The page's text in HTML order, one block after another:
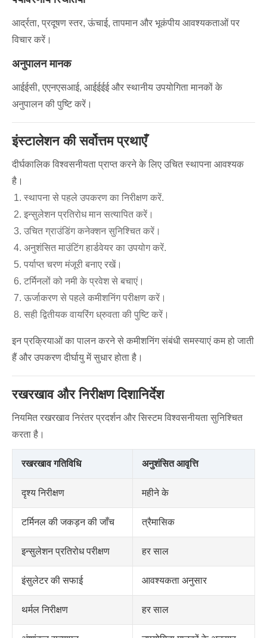
आर्द्रता, प्रदूषण स्तर, ऊंचाई, तापमान और भूकंपीय आवश्यकताओं पर
विचार करें।
अनुपालन मानक
आईईसी, एएनएसआई, आईईईई और स्थानीय उपयोगिता मानकों के
अनुपालन की पुष्टि करें।
इंस्टालेशन की सर्वोत्तम प्रथाएँ
दीर्घकालिक विश्वसनीयता प्राप्त करने के लिए उचित स्थापना आवश्यक
है।
स्थापना से पहले उपकरण का निरीक्षण करें.
इन्सुलेशन प्रतिरोध मान सत्यापित करें।
उचित ग्राउंडिंग कनेक्शन सुनिश्चित करें।
अनुशंसित माउंटिंग हार्डवेयर का उपयोग करें.
पर्याप्त चरण मंजूरी बनाए रखें।
टर्मिनलों को नमी के प्रवेश से बचाएं।
ऊर्जाकरण से पहले कमीशनिंग परीक्षण करें।
सही द्वितीयक वायरिंग ध्रुवता की पुष्टि करें।
इन प्रक्रियाओं का पालन करने से कमीशनिंग संबंधी समस्याएं कम हो जाती
हैं और उपकरण दीर्घायु में सुधार होता है।
रखरखाव और निरीक्षण दिशानिर्देश
नियमित रखरखाव निरंतर प्रदर्शन और सिस्टम विश्वसनीयता सुनिश्चित
करता है।
रखरखाव गतिविधि अनुशंसित आवृत्ति
दृश्य निरीक्षण महीने के
टर्मिनल की जकड़न की जाँच त्रैमासिक
इन्सुलेशन प्रतिरोध परीक्षण हर साल
इंसुलेटर की सफाई आवश्यकता अनुसार
थर्मल निरीक्षण हर साल